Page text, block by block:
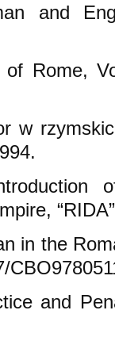
and
Rome,
w
in the
and